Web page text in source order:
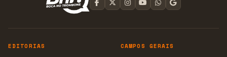
EDITORIAS CAMPOS GERAIS